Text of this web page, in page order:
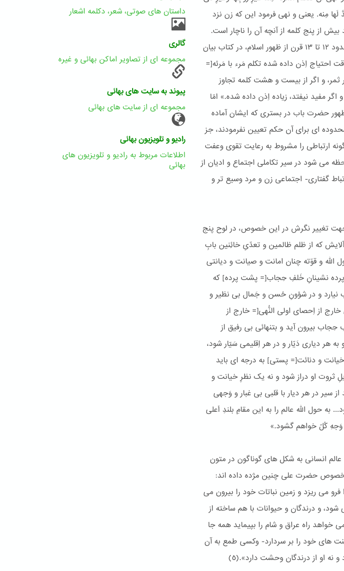
مِنه. یعنی و نهی فرمود این كه زن نزد
از پنج كلمه از آنچه آن را ناچار است.
(٤) در همین مورد حضرت باب پس از حدود ١٢ تا ١٣ قرن از ظهور اسلام، در كتاب بیان
فرمایند: «دروقت احتیاج اِذن داده شده تكلم مَرء با مَرئه[=
ثمر، و اگر از بیست و هشت كلمه تجاوز
مفید نیفتد، زیاده اِذن داده شده.» امّا
حضرت باب در بستری كه ایشان آماده
ای برای آن حكم تعیین نفرمودند، جز
ارتباطی را مشروط به رعایت تقوی وعفت
می شود در سیر تکاملی اجتماع و ادیان از
گفتاری- اجتماعی زن و مرد وسیع تر و
جهت تغییر نگرش در این خصوص، در لوح پنج
که از ظلم ظالمین و تعدّیِ خائِنین بابِ
و قوّته چنان امانت و صیانت و دیانتی
پرده نشینانِ خَلفِ حِجاب[= پشت پرده] که
نیارد و در شؤونِ حُسن و جَمال بی نظیر و
از اِحصای اولی النُّهی[= خارج از
بیرون آید و بتنهائی بی رفیق از
هر دیاری دَیّار و در هر اِقلیمی سَیّار شود،
و دنائت[= پستی] به درجه ای باید
او دراز شود و نه یک نظرِ خیانت و
سیر در هر دیار با قلبی بی غبار و وَجهی
حول الله عالم را به این مقامِ بلندِ اَعلی
وَجهِ کُلّ خواهم گشود.»
انسانی به شکل های گوناگون در متون
خصوص حضرت علی چنین مژده داده اند:
فرو می ریزد و زمین نباتات خود را بیرون می
و درندگان و حیوانات با هم ساخته از
خواهد راه عراق و شام را بپیماید همه جا
های خود را بر سردارد- وكسی طمع به آن
نه او از درندگان وحشت دارد».(٥)
داستان های صوتی، شعر، دکلمه اشعار
گالری
مجموعه ای از تصاویر اماکن بهائی و غیره
پیوند به سایت های بهائی
مجموعه ای از سایت های بهائی
رادیو و تلویزیون بهائی
اطلاعات مربوط به رادیو و تلویزیون های
بهائی